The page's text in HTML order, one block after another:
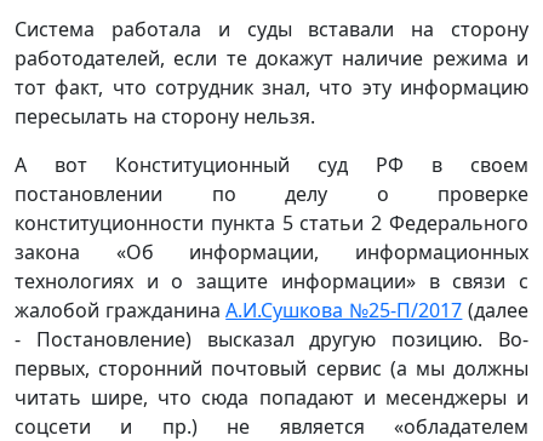
Система работала и суды вставали на сторону
работодателей, если те докажут наличие режима и
тот факт, что сотрудник знал, что эту информацию
пересылать на сторону нельзя.
А вот Конституционный суд РФ в своем
постановлении по делу о проверке
конституционности пункта 5 статьи 2 Федерального
закона «Об информации, информационных
технологиях и о защите информации» в связи с
жалобой гражданинаА.И.Сушкова №25-П/2017 (далее
- Постановление) высказал другую позицию. Во-
первых, сторонний почтовый сервис (а мы должны
читать шире, что сюда попадают и месенджеры и
соцсети и пр.) не является «обладателем